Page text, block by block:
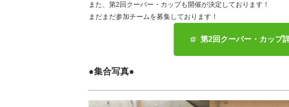
また、第2回クーバー・カップも開催が決定しております！
まだまだ参加チームを募集しております！
第2回クーバー・カップ
●集合写真●